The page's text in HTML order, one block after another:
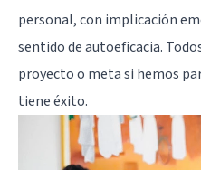
personal, con implicación
sentido de autoeficacia.
proyecto o meta si hemos
tiene éxito.